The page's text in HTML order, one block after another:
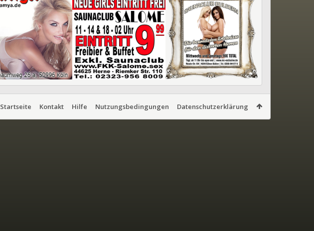
Startseite Kontakt Hilfe Nutzungsbedingungen Datenschutzerklärung